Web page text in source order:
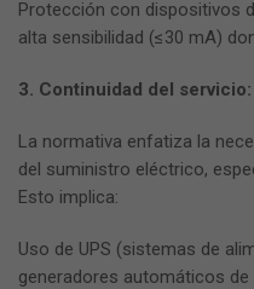
Protección con dispositivos
alta sensibilidad (≤30 mA)
3. Continuidad del
La normativa enfatiza la
del suministro eléctrico,
Esto implica:
Uso de UPS (sistemas de
generadores automáticos de